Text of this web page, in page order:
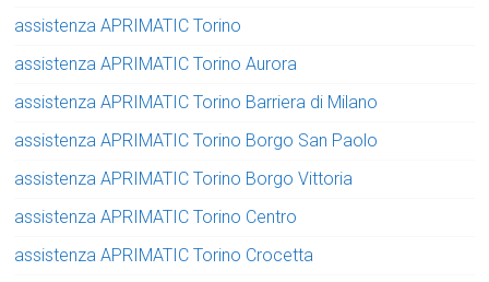
assistenza APRIMATIC Torino
assistenza APRIMATIC Torino Aurora
assistenza APRIMATIC Torino Barriera di Milano
assistenza APRIMATIC Torino Borgo San Paolo
assistenza APRIMATIC Torino Borgo Vittoria
assistenza APRIMATIC Torino Centro
assistenza APRIMATIC Torino Crocetta